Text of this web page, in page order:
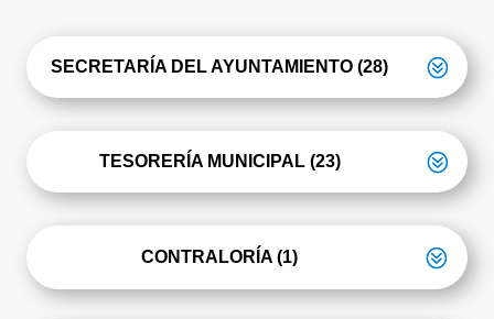
SECRETARÍA DEL AYUNTAMIENTO (28)
TESORERÍA MUNICIPAL (23)
CONTRALORÍA (1)